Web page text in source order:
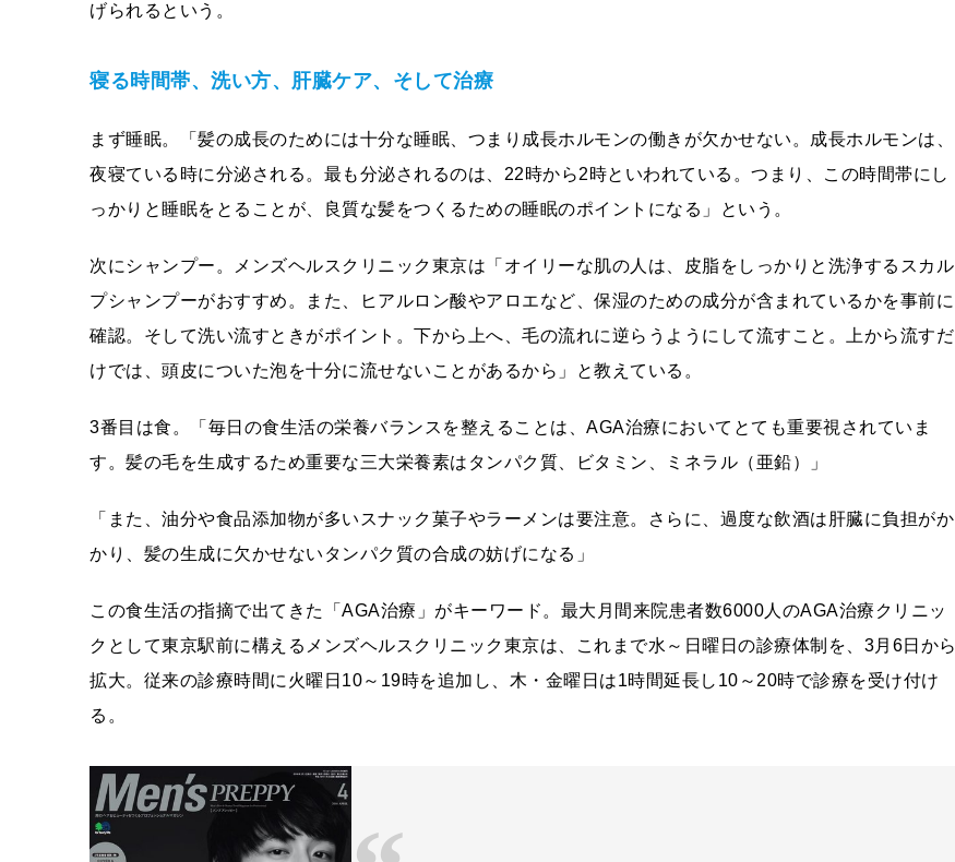
げられるという。
寝る時間帯、洗い方、肝臓ケア、そして治療
まず睡眠。「髪の成長のためには十分な睡眠、つまり成長ホルモンの働きが欠かせない。成長ホルモンは、
夜寝ている時に分泌される。最も分泌されるのは、22時から2時といわれている。つまり、この時間帯にし
っかりと睡眠をとることが、良質な髪をつくるための睡眠のポイントになる」という。
次にシャンプー。メンズヘルスクリニック東京は「オイリーな肌の人は、皮脂をしっかりと洗浄するスカル
プシャンプーがおすすめ。また、ヒアルロン酸やアロエなど、保湿のための成分が含まれているかを事前に
確認。そして洗い流すときがポイント。下から上へ、毛の流れに逆らうようにして流すこと。上から流すだ
けでは、頭皮についた泡を十分に流せないことがあるから」と教えている。
3番目は食。「毎日の食生活の栄養バランスを整えることは、AGA治療においてとても重要視されていま
す。髪の毛を生成するため重要な三大栄養素はタンパク質、ビタミン、ミネラル（亜鉛）」
「また、油分や食品添加物が多いスナック菓子やラーメンは要注意。さらに、過度な飲酒は肝臓に負担がか
かり、髪の生成に欠かせないタンパク質の合成の妨げになる」
この食生活の指摘で出てきた「AGA治療」がキーワード。最大月間来院患者数6000人のAGA治療クリニッ
クとして東京駅前に構えるメンズヘルスクリニック東京は、これまで水～日曜日の診療体制を、3月6日から
拡大。従来の診療時間に火曜日10～19時を追加し、木・金曜日は1時間延長し10～20時で診療を受け付け
る。